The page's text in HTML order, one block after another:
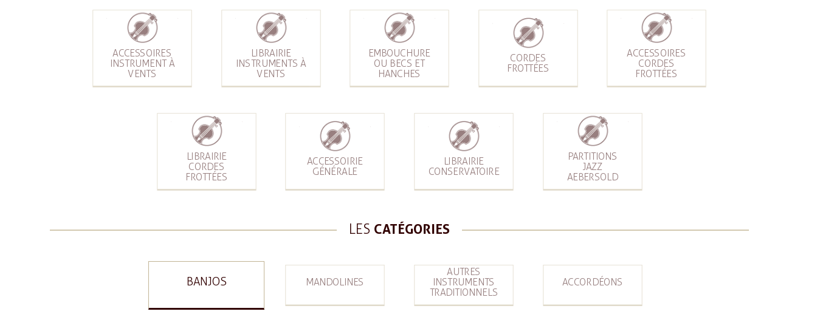
ACCESSOIRES
INSTRUMENT À
VENTS
LIBRAIRIE
INSTRUMENTS À
VENTS
EMBOUCHURE
OU BECS ET
HANCHES
CORDES
FROTTÉES
ACCESSOIRES
CORDES
FROTTÉES
LIBRAIRIE
CORDES
FROTTÉES
ACCESSOIRIE
GÉNÉRALE
LIBRAIRIE
CONSERVATOIRE
PARTITIONS
JAZZ
AEBERSOLD
LES CATÉGORIES
BANJOS MANDOLINES
AUTRES
INSTRUMENTS
TRADITIONNELS
ACCORDÉONS